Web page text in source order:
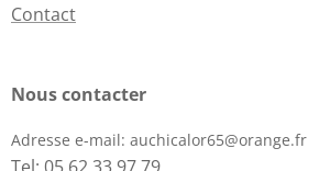
Contact
Nous contacter
Adresse e-mail: auchicalor65@orange.fr